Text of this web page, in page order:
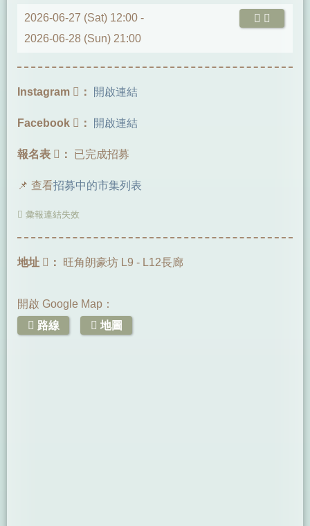
2026-06-27 (Sat) 12:00 -
2026-06-28 (Sun) 21:00
Instagram ： 開啟連結
Facebook ： 開啟連結
報名表 ： 已完成招募
📌 查看招募中的市集列表
彙報連結失效
地址 ： 旺角朗豪坊 L9 - L12長廊
開啟 Google Map：
路線
地圖